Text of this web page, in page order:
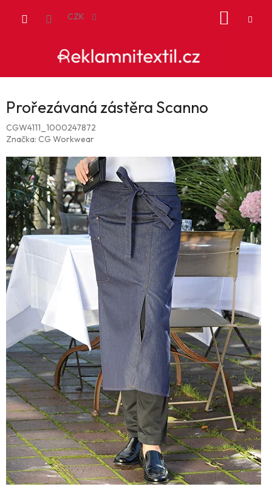
CZK
Prořezávaná zástěra Scanno
CGW4111_1000247872
Značka: CG Workwear